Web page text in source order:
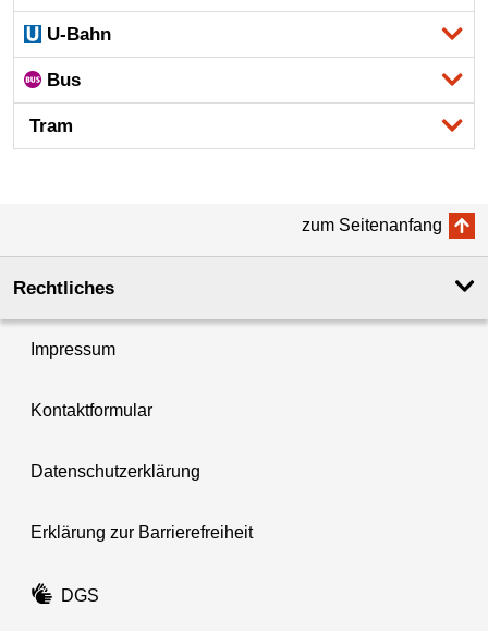
U-Bahn
Bus
Tram
zum Seitenanfang
Rechtliches
Impressum
Kontaktformular
Datenschutzerklärung
Erklärung zur Barrierefreiheit
DGS